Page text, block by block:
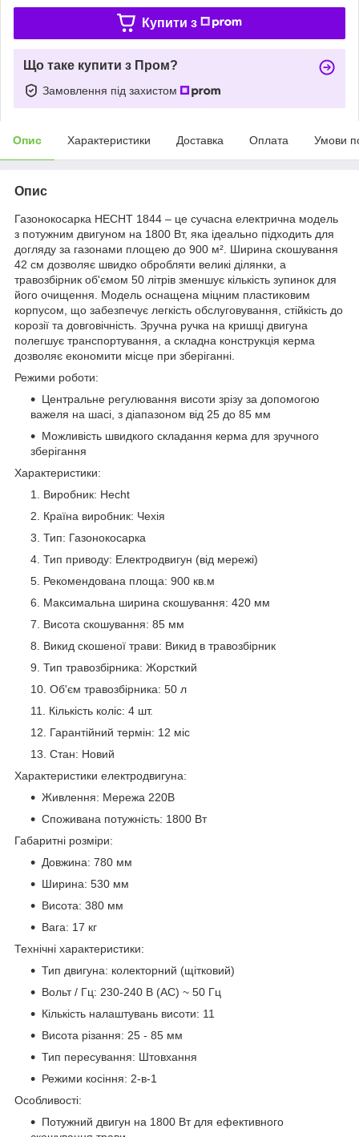
Купити з
Що таке купити з Пром?
Замовлення під захистом
Опис Характеристики Доставка Оплата Умови
Опис
Газонокосарка HECHT 1844 – це сучасна електрична модель
з потужним двигуном на 1800 Вт, яка ідеально підходить для
догляду за газонами площею до 900 м². Ширина скошування
42 см дозволяє швидко обробляти великі ділянки, а
травозбірник об'ємом 50 літрів зменшує кількість зупинок для
його очищення. Модель оснащена міцним пластиковим
корпусом, що забезпечує легкість обслуговування, стійкість до
корозії та довговічність. Зручна ручка на кришці двигуна
полегшує транспортування, а складна конструкція керма
дозволяє економити місце при зберіганні.
Режими роботи:
Центральне регулювання висоти зрізу за допомогою
важеля на шасі, з діапазоном від 25 до 85 мм
Можливість швидкого складання керма для зручного
зберігання
Характеристики:
Виробник: Hecht
Країна виробник: Чехія
Тип: Газонокосарка
Тип приводу: Електродвигун (від мережі)
Рекомендована площа: 900 кв.м
Максимальна ширина скошування: 420 мм
Висота скошування: 85 мм
Викид скошеної трави: Викид в травозбірник
Тип травозбірника: Жорсткий
Об'єм травозбірника: 50 л
Кількість коліс: 4 шт.
Гарантійний термін: 12 міс
Стан: Новий
Характеристики електродвигуна:
Живлення: Мережа 220В
Споживана потужність: 1800 Вт
Габаритні розміри:
Довжина: 780 мм
Ширина: 530 мм
Висота: 380 мм
Вага: 17 кг
Технічні характеристики:
Тип двигуна: колекторний (щітковий)
Вольт / Гц: 230-240 В (AC) ~ 50 Гц
Кількість налаштувань висоти: 11
Висота різання: 25 - 85 мм
Тип пересування: Штовхання
Режими косіння: 2-в-1
Особливості:
Потужний двигун на 1800 Вт для ефективного